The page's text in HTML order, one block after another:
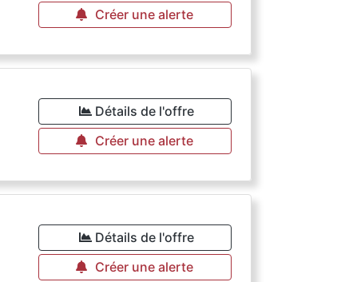
Créer une alerte
Détails de l'offre
Créer une alerte
Détails de l'offre
Créer une alerte